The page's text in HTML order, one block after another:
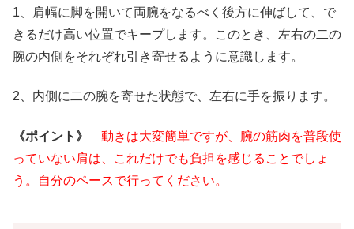
1、肩幅に脚を開いて両腕をなるべく後方に伸ばして、で
きるだけ高い位置でキープします。このとき、左右の二の
腕の内側をそれぞれ引き寄せるように意識します。
2、内側に二の腕を寄せた状態で、左右に手を振ります。
《ポイント》
動きは大変簡単ですが、腕の筋肉を普段使
っていない肩は、これだけでも負担を感じることでしょ
う。自分のペースで行ってください。